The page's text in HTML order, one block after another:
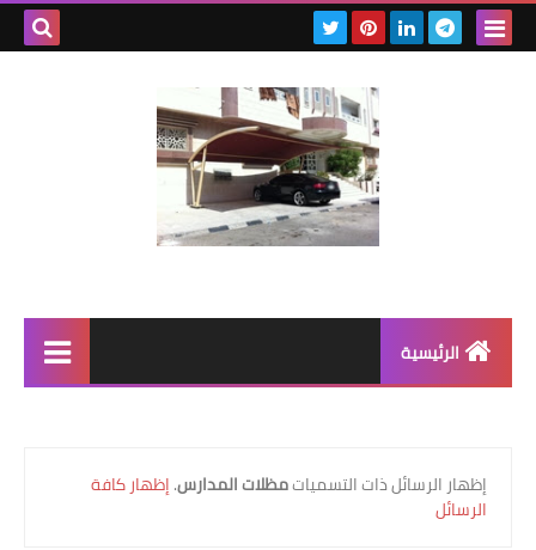
الرئيسية
‏إظهار الرسائل ذات التسمياتمظلات المدارس.إظهار كافة
الرسائل